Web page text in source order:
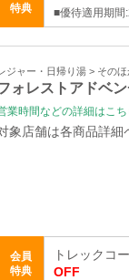
特典
■優待適用期間
ジャー・日帰り湯 > その
ォレストアドベ
業時間などの詳細はこち
象店舗は各商品詳細
会員
特典
トレックコ
OFF